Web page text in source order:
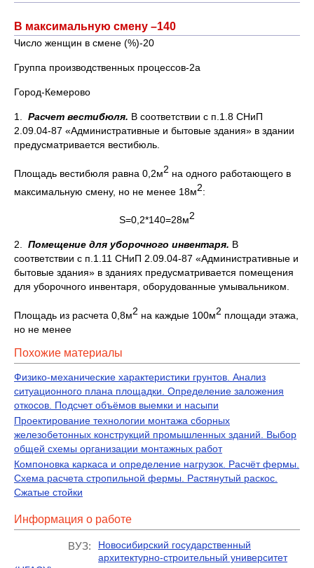
В максимальную смену –140
Число женщин в смене (%)-20
Группа производственных процессов-2а
Город-Кемерово
1. Расчет вестибюля. В соответствии с п.1.8 СНиП
2.09.04-87 «Административные и бытовые здания» в здании
предусматривается вестибюль.
Площадь вестибюля равна 0,2м2 на одного работающего в
максимальную смену, но не менее 18м2:
S=0,2*140=28м2
2. Помещение для уборочного инвентаря. В
соответствии с п.1.11 СНиП 2.09.04-87 «Административные и
бытовые здания» в зданиях предусматривается помещения
для уборочного инвентаря, оборудованные умывальником.
Площадь из расчета 0,8м2 на каждые 100м2 площади этажа,
но не менее
Похожие материалы
Физико-механические характеристики грунтов. Анализ
ситуационного плана площадки. Определение заложения
откосов. Подсчет объёмов выемки и насыпи
Проектирование технологии монтажа сборных
железобетонных конструкций промышленных зданий. Выбор
общей схемы организации монтажных работ
Компоновка каркаса и определение нагрузок. Расчёт фермы.
Схема расчета стропильной фермы. Растянутый раскос.
Сжатые стойки
Информация о работе
ВУЗ:
Новосибирский государственный
архитектурно-строительный университет